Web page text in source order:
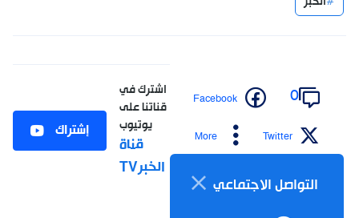
0
Facebook
Twitter
More
التواصل الاجتماعي
اشترك في
قناتنا على
يوتيوب
قناة
الخبرTV
إشتراك